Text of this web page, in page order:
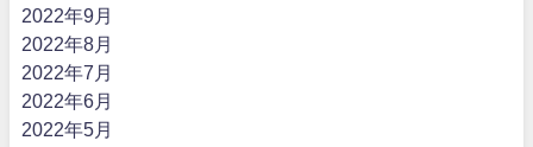
2022年9月
2022年8月
2022年7月
2022年6月
2022年5月